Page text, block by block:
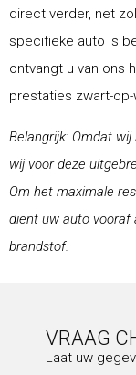
direct verder, net
specifieke auto is
ontvangt u van ons
prestaties zwart-
Belangrijk: Omdat
wij voor deze
Om het maximale
dient uw auto vooraf
brandstof.
VRAAG
Laat uw